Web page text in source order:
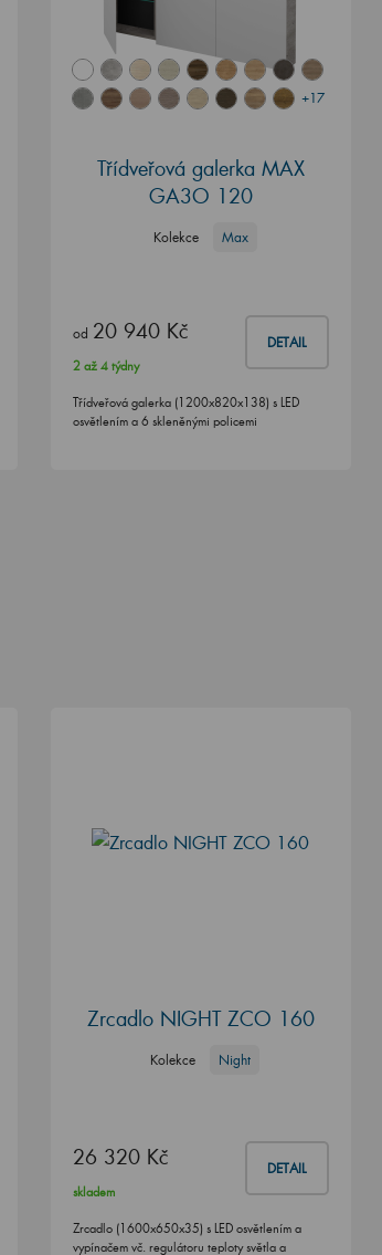
+17
Třídveřová galerka MAX
GA3O 120
Kolekce Max
od 20 940 Kč DETAIL
2 až 4 týdny
Třídveřová galerka (1200x820x138) s LED
osvětlením a 6 skleněnými policemi
Zrcadlo NIGHT ZCO 160
Kolekce Night
26 320 Kč DETAIL
skladem
Zrcadlo (1600x650x35) s LED osvětlením a
vypínačem vč. regulátoru teploty světla a